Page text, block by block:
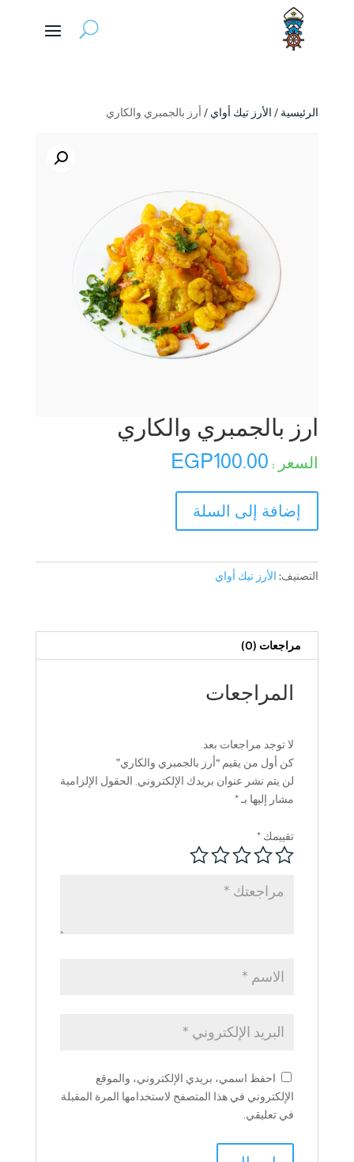
الرئيسية / الأرز تيك أواي / أرز بالجمبري والكاري
أرز بالجمبري والكاري
EGP100.00
أرز
بالجمبري
إضافة إلى السلة
التصنيف: الأرز تيك أواي
مراجعات (0)
المراجعات
لا توجد مراجعات بعد.
كن أول من يقيم “أرز بالجمبري والكاري”
لن يتم نشر عنوان بريدك الإلكتروني. الحقول الإلزامية
مشار إليها بـ*
تقييمك *
احفظ اسمي، بريدي الإلكتروني، والموقع
الإلكتروني في هذا المتصفح لاستخدامها المرة المقبلة
في تعليقي.